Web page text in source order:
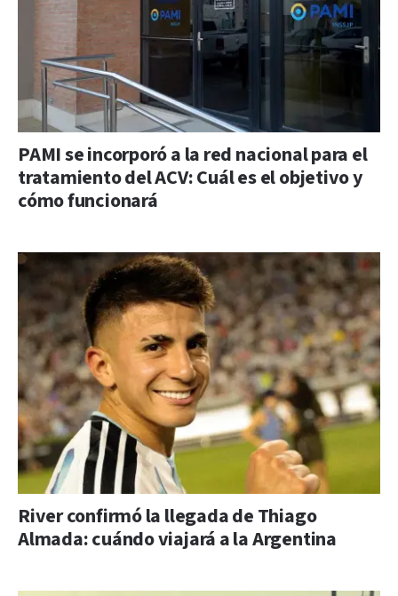
PAMI se incorporó a la red nacional para el
tratamiento del ACV: Cuál es el objetivo y
cómo funcionará
River confirmó la llegada de Thiago
Almada: cuándo viajará a la Argentina